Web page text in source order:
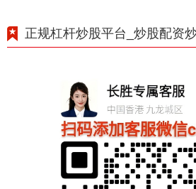
正规杠杆炒股平台_炒股配资